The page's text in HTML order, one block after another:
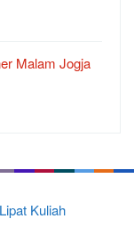
Malam Jogja